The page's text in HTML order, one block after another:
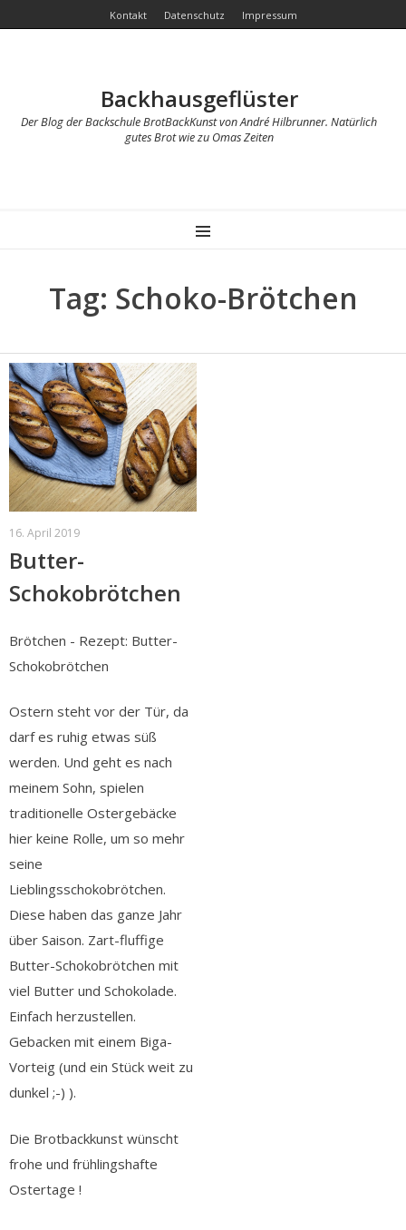
Kontakt Datenschutz Impressum
Backhausgeflüster
Der Blog der Backschule BrotBackKunst von André Hilbrunner. Natürlich
gutes Brot wie zu Omas Zeiten
MENU
Tag: Schoko-Brötchen
16. April 2019
Butter-
Schokobrötchen
Brötchen - Rezept: Butter-
Schokobrötchen
Ostern steht vor der Tür, da
darf es ruhig etwas süß
werden. Und geht es nach
meinem Sohn, spielen
traditionelle Ostergebäcke
hier keine Rolle, um so mehr
seine
Lieblingsschokobrötchen.
Diese haben das ganze Jahr
über Saison. Zart-fluffige
Butter-Schokobrötchen mit
viel Butter und Schokolade.
Einfach herzustellen.
Gebacken mit einem Biga-
Vorteig (und ein Stück weit zu
dunkel ;-) ).
Die Brotbackkunst wünscht
frohe und frühlingshafte
Ostertage !